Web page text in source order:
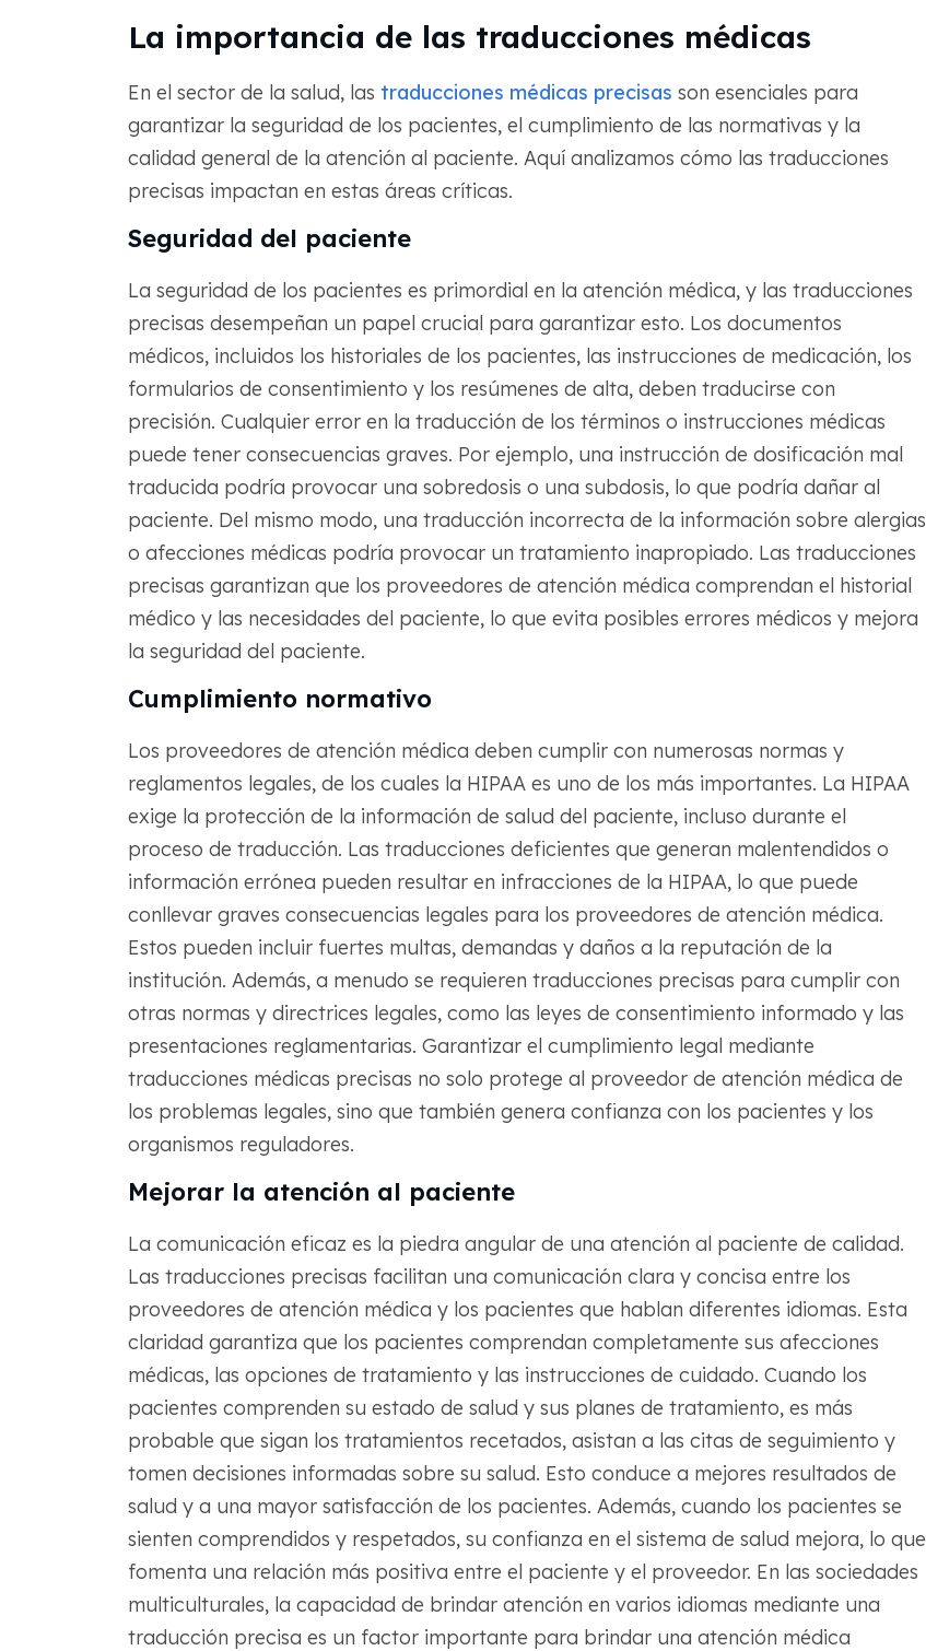
La importancia de las traducciones médicas
En el sector de la salud, las traducciones médicas precisas son esenciales para
garantizar la seguridad de los pacientes, el cumplimiento de las normativas y la
calidad general de la atención al paciente. Aquí analizamos cómo las traducciones
precisas impactan en estas áreas críticas.
Seguridad del paciente
La seguridad de los pacientes es primordial en la atención médica, y las traducciones
precisas desempeñan un papel crucial para garantizar esto. Los documentos
médicos, incluidos los historiales de los pacientes, las instrucciones de medicación, los
formularios de consentimiento y los resúmenes de alta, deben traducirse con
precisión. Cualquier error en la traducción de los términos o instrucciones médicas
puede tener consecuencias graves. Por ejemplo, una instrucción de dosificación mal
traducida podría provocar una sobredosis o una subdosis, lo que podría dañar al
paciente. Del mismo modo, una traducción incorrecta de la información sobre alergias
o afecciones médicas podría provocar un tratamiento inapropiado. Las traducciones
precisas garantizan que los proveedores de atención médica comprendan el historial
médico y las necesidades del paciente, lo que evita posibles errores médicos y mejora
la seguridad del paciente.
Cumplimiento normativo
Los proveedores de atención médica deben cumplir con numerosas normas y
reglamentos legales, de los cuales la HIPAA es uno de los más importantes. La HIPAA
exige la protección de la información de salud del paciente, incluso durante el
proceso de traducción. Las traducciones deficientes que generan malentendidos o
información errónea pueden resultar en infracciones de la HIPAA, lo que puede
conllevar graves consecuencias legales para los proveedores de atención médica.
Estos pueden incluir fuertes multas, demandas y daños a la reputación de la
institución. Además, a menudo se requieren traducciones precisas para cumplir con
otras normas y directrices legales, como las leyes de consentimiento informado y las
presentaciones reglamentarias. Garantizar el cumplimiento legal mediante
traducciones médicas precisas no solo protege al proveedor de atención médica de
los problemas legales, sino que también genera confianza con los pacientes y los
organismos reguladores.
Mejorar la atención al paciente
La comunicación eficaz es la piedra angular de una atención al paciente de calidad.
Las traducciones precisas facilitan una comunicación clara y concisa entre los
proveedores de atención médica y los pacientes que hablan diferentes idiomas. Esta
claridad garantiza que los pacientes comprendan completamente sus afecciones
médicas, las opciones de tratamiento y las instrucciones de cuidado. Cuando los
pacientes comprenden su estado de salud y sus planes de tratamiento, es más
probable que sigan los tratamientos recetados, asistan a las citas de seguimiento y
tomen decisiones informadas sobre su salud. Esto conduce a mejores resultados de
salud y a una mayor satisfacción de los pacientes. Además, cuando los pacientes se
sienten comprendidos y respetados, su confianza en el sistema de salud mejora, lo que
fomenta una relación más positiva entre el paciente y el proveedor. En las sociedades
multiculturales, la capacidad de brindar atención en varios idiomas mediante una
traducción precisa es un factor importante para brindar una atención médica